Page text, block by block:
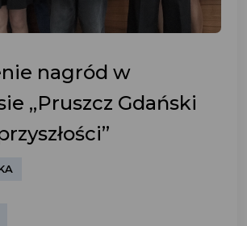
nagród w
„Pruszcz Gdański